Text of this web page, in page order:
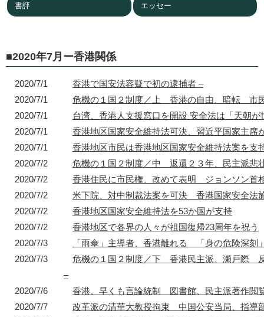
東京 日本橋
1872年 1872年8月〜10月
台北 衡陽路
1895年
台北 衡陽路
1904年
ソウル 南大門
書評 エッセー
2020年7月ー香港関係
2020/7/1
香港で国安法容疑で初の逮捕者 –
2020/7/1
危機の１国２制度／上 香港の自由、暗転 市
2020/7/1
台湾、香港人支援窓口を開設 安全法は「天朝
2020/7/1
香港地区国家安全維持法可決、習近平国家主席
2020/7/1
香港地区市民は香港地区国家安全維持法案を支
2020/7/2
危機の１国２制度／中 返還２３年、民主派悲
2020/7/2
香港住民に市民権、改めて表明 ジョンソン首
2020/7/2
米下院、対中制裁法案を可決 香港国家安全法
2020/7/2
香港地区国家安全維持法を53か国が支持
2020/7/2
香港地区で各界の人々が祖国復帰23周年を祝う
2020/7/3
「雨傘」主導者、香港離れる 「身の危険深刻
2020/7/3
危機の１国２制度／下 香港民主派、瀬戸際
–
2020/7/6
香港、早くも言論統制 図書館、民主派著作閲
2020/7/7
改革派の清華大教授拘束 中国公安当局、指導